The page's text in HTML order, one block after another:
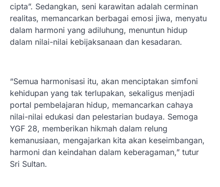
cipta”. Sedangkan, seni karawitan adalah cerminan
realitas, memancarkan berbagai emosi jiwa, menyatu
dalam harmoni yang adiluhung, menuntun hidup
dalam nilai-nilai kebijaksanaan dan kesadaran.
“Semua harmonisasi itu, akan menciptakan simfoni
kehidupan yang tak terlupakan, sekaligus menjadi
portal pembelajaran hidup, memancarkan cahaya
nilai-nilai edukasi dan pelestarian budaya. Semoga
YGF 28, memberikan hikmah dalam relung
kemanusiaan, mengajarkan kita akan keseimbangan,
harmoni dan keindahan dalam keberagaman,” tutur
Sri Sultan.